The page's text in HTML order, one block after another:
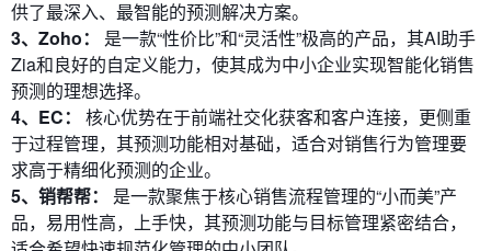
供了最深入、最智能的预测解决方案。
3、Zoho：
是一款“性价比”和“灵活性”极高的产品，其AI助手
Zia和良好的自定义能力，使其成为中小企业实现智能化销售
预测的理想选择。
4、EC：
核心优势在于前端社交化获客和客户连接，更侧重
于过程管理，其预测功能相对基础，适合对销售行为管理要
求高于精细化预测的企业。
5、销帮帮：
是一款聚焦于核心销售流程管理的“小而美”产
品，易用性高，上手快，其预测功能与目标管理紧密结合，